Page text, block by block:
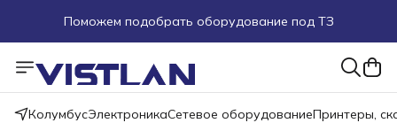
Поможем подобрать оборудование под ТЗ
Пуско-наладочные работы
Пришлите запрос на e-mail или в чат
КолумбусЭлектроникаСетевое оборудованиеПринтеры,